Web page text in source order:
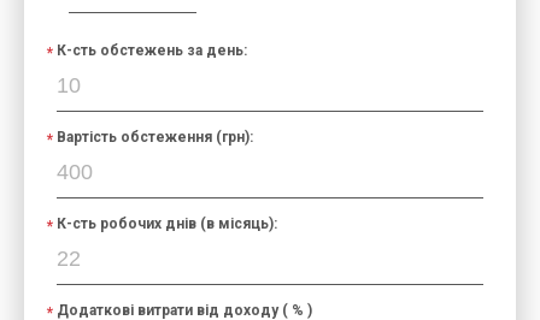
К-сть обстежень за день:
Вартість обстеження (грн):
К-сть робочих днів (в місяць):
Додаткові витрати від доходу ( % )